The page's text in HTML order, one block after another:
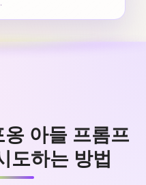
.
아들 프롬프
도하는 방법